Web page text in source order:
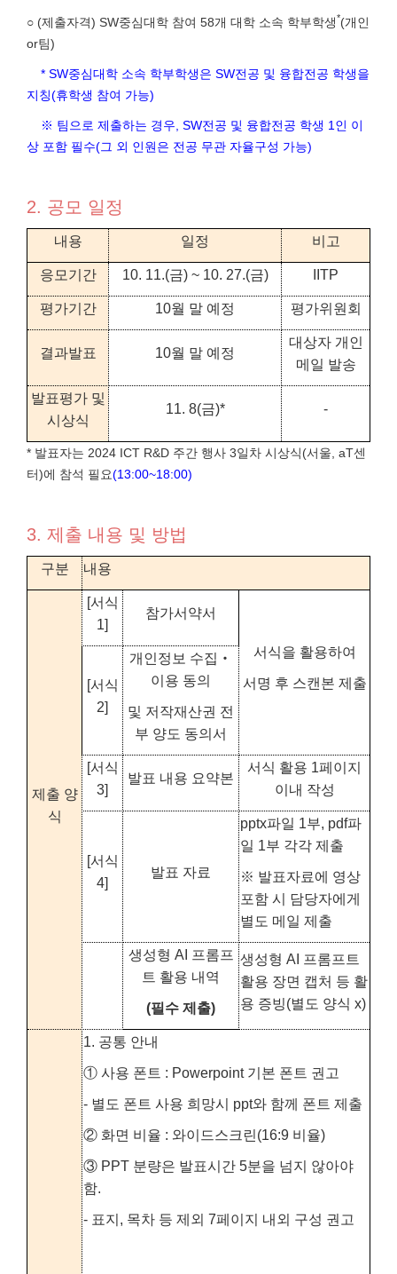
○ (제출자격) SW중심대학 참여 58개 대학 소속 학부학생*(개인
or팀)
* SW중심대학 소속 학부학생은 SW전공 및 융합전공 학생을
지칭(휴학생 참여 가능)
※ 팀으로 제출하는 경우, SW전공 및 융합전공 학생 1인 이
상 포함 필수(그 외 인원은 전공 무관 자율구성 가능)
2. 공모 일정
내용 일정 비고
응모기간 10. 11.(금) ~ 10. 27.(금) IITP
평가기간 10월 말 예정 평가위원회
결과발표 10월 말 예정
대상자 개인
메일 발송
발표평가 및
시상식
11. 8(금)* -
* 발표자는 2024 ICT R&D 주간 행사 3일차 시상식(서울, aT센
터)에 참석 필요(13:00~18:00)
3. 제출 내용 및 방법
구분 내용
제출 양
식
[서식
1]
참가서약서
서식을 활용하여
서명 후 스캔본 제출
[서식
2]
개인정보 수집‧
이용 동의
및 저작재산권 전
부 양도 동의서
[서식
3]
발표 내용 요약본
서식 활용 1페이지
이내 작성
[서식
4]
발표 자료
pptx파일 1부, pdf파
일 1부 각각 제출
※ 발표자료에 영상
포함 시 담당자에게
별도 메일 제출
생성형 AI 프롬프
트 활용 내역
(필수 제출)
생성형 AI 프롬프트
활용 장면 캡처 등 활
용 증빙(별도 양식 x)
1. 공통 안내
① 사용 폰트 : Powerpoint 기본 폰트 권고
- 별도 폰트 사용 희망시 ppt와 함께 폰트 제출
② 화면 비율 : 와이드스크린(16:9 비율)
③ PPT 분량은 발표시간 5분을 넘지 않아야
함.
- 표지, 목차 등 제외 7페이지 내외 구성 권고